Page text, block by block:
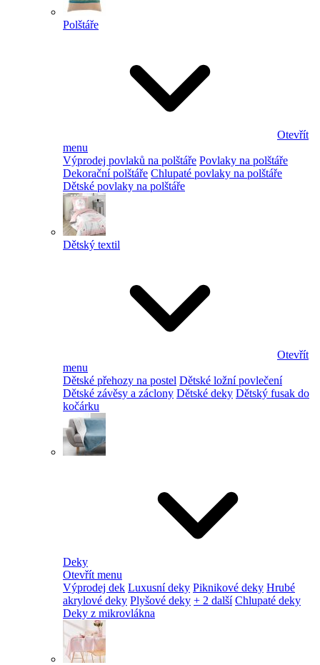
Polštáře
Otevřít
menu
Výprodej povlaků na polštáře Povlaky na polštáře
Dekorační polštáře Chlupaté povlaky na polštáře
Dětské povlaky na polštáře
Dětský textil
Otevřít
menu
Dětské přehozy na postel Dětské ložní povlečení
Dětské závěsy a záclony Dětské deky Dětský fusak do
kočárku
Deky
Otevřít menu
Výprodej dek Luxusní deky Piknikové deky Hrubé
akrylové deky Plyšové deky + 2 další Chlupaté deky
Deky z mikrovlákna